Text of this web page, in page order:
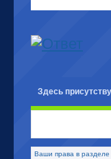
Здесь
Ваши права в разделе